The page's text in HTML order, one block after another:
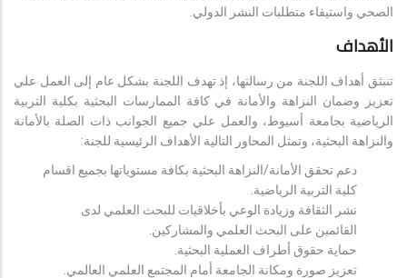
الصحي واستيفاء متطلبات النشر الدولي.
الأهداف
تنبثق أهداف اللجنة من رسالتها، إذ تهدف اللجنة بشكل عام إلى العمل علي
تعزيز وضمان النزاهة والأمانة في كافة الممارسات البحثية بكلية التربية
الرياضية بجامعة أسيوط، والعمل علي جميع الجوانب ذات الصلة بالأمانة
والنزاهة البحثية، وتمثل المحاور التالية الأهداف الرئيسية للجنة:
دعم تحقق الأمانة/النزاهة البحثية بكافة مستوياتها بجميع اقسام
كلية التربية الرياضية.
نشر الثقافة وزيادة الوعي بأخلاقيات للبحث العلمي لدى
القائمين على البحث العلمي والمشاركين.
حماية حقوق أطراف العملية البحثية.
تعزيز صورة ومكانة الجامعة أمام المجتمع العلمي العالمي.